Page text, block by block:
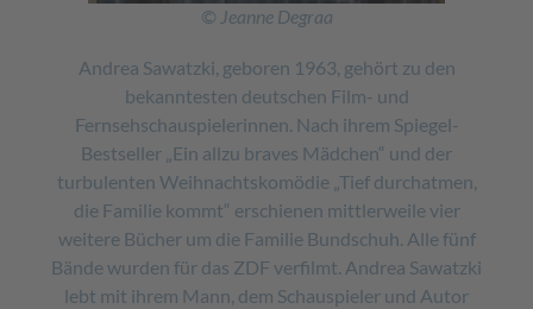
© Jeanne Degraa
Andrea Sawatzki, geboren 1963, gehört zu den
bekanntesten deutschen Film- und
Fernsehschauspielerinnen. Nach ihrem Spiegel-
Bestseller „Ein allzu braves Mädchen“ und der
turbulenten Weihnachtskomödie „Tief durchatmen,
die Familie kommt“ erschienen mittlerweile vier
weitere Bücher um die Familie Bundschuh. Alle fünf
Bände wurden für das ZDF verfilmt. Andrea Sawatzki
lebt mit ihrem Mann, dem Schauspieler und Autor